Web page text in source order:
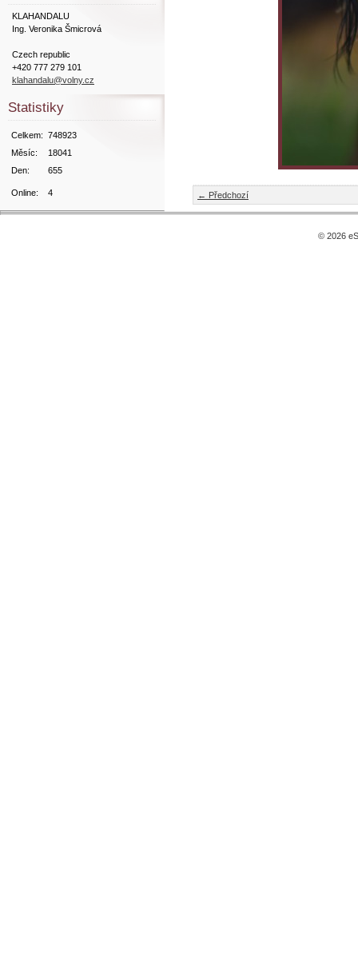
← Předchozí
KLAHANDALU
Ing. Veronika Šmicrová
Czech republic
+420 777 279 101
klahandalu@volny.cz
Statistiky
Online: 4
Celkem: 748923
Měsíc:
18041
Den:
655
© 2026